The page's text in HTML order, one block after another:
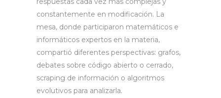
constantemente en modificación. La
mesa, donde participaron matemáticos e
informáticos expertos en la materia,
compartió diferentes perspectivas: grafos,
debates sobre código abierto o cerrado,
scraping de información o algoritmos
evolutivos para analizarla.